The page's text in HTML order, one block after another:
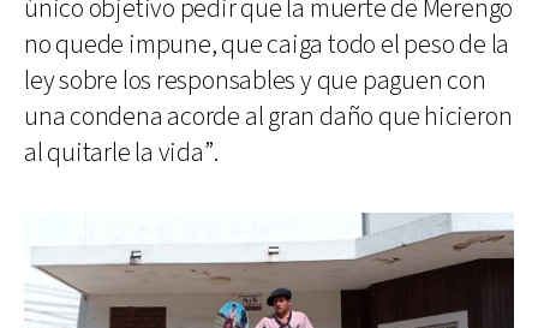
único objetivo pedir que la muerte de Merengo
no quede impune, que caiga todo el peso de la
ley sobre los responsables y que paguen con
una condena acorde al gran daño que hicieron
al quitarle la vida”.